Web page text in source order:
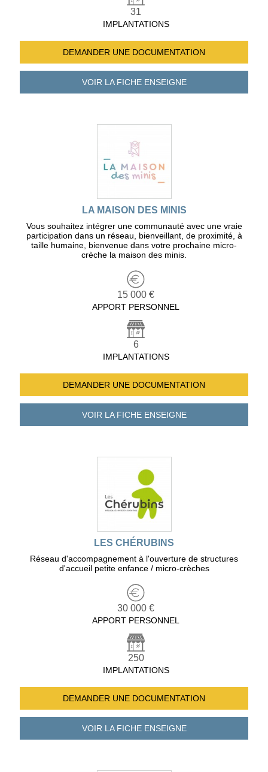
31
IMPLANTATIONS
DEMANDER UNE DOCUMENTATION
VOIR LA FICHEENSEIGNE
LA MAISON DES MINIS
Vous souhaitez intégrer une communauté avec une vraie
participation dans un réseau, bienveillant, de proximité, à
taille humaine, bienvenue dans votre prochaine micro-
crèche la maison des minis.
15 000 €
APPORT PERSONNEL
6
IMPLANTATIONS
DEMANDER UNE DOCUMENTATION
VOIR LA FICHEENSEIGNE
LES CHÉRUBINS
Réseau d'accompagnement à l'ouverture de structures
d'accueil petite enfance / micro-crèches
30 000 €
APPORT PERSONNEL
250
IMPLANTATIONS
DEMANDER UNE DOCUMENTATION
VOIR LA FICHEENSEIGNE